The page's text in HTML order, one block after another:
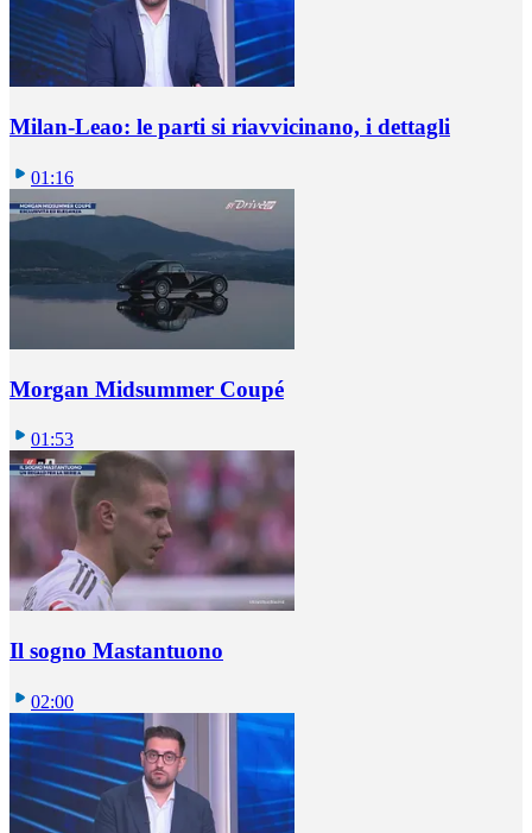
Milan-Leao: le parti si riavvicinano, i dettagli
01:16
Morgan Midsummer Coupé
01:53
Il sogno Mastantuono
02:00